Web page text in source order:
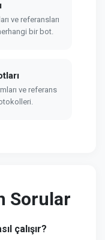
ve referansları
bir bot.
ve referans
Sorular
çalışır?